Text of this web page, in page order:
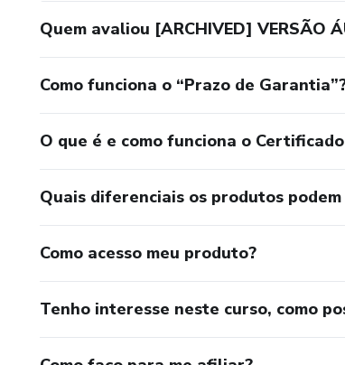
Quem avaliou [ARCHIVED] VERSÃO
Como funciona o “Prazo de
O que é e como funciona o
Quais diferenciais os produtos
Como acesso meu produto?
Tenho interesse neste curso, como